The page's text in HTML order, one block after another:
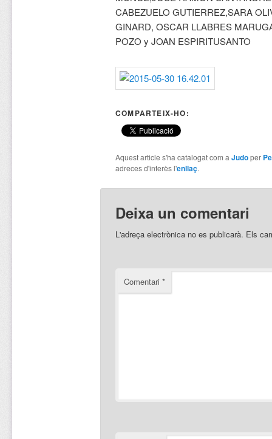
CABEZUELO GUTIERREZ,SARA
GINARD, OSCAR LLABRES
POZO y JOAN ESPIRITUSANTO
COMPARTEIX-HO:
Aquest article s'ha catalogat com a Judoper
adreces d'interès l'enllaç.
Deixa un comentari
L'adreça electrònica no es publicarà. Els
Comentari *